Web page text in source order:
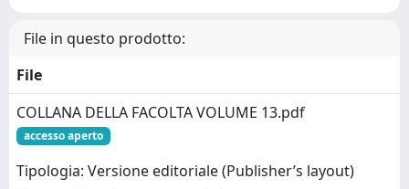
File in questo prodotto:
File
COLLANA DELLA FACOLTA VOLUME 13.pdf
accesso aperto
Tipologia: Versione editoriale (Publisher’s layout)